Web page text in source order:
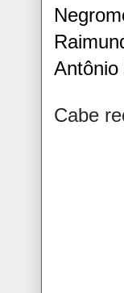
Antônio
Cabe